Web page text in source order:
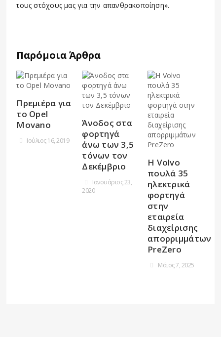
τους στόχους μας για την απανθρακοποίηση».
Παρόμοια Άρθρα
Πρεμιέρα για
το Opel
Movano
Ιούλιος 16, 2019
Άνοδος στα
φορτηγά
άνω των 3,5
τόνων τον
Δεκέμβριο
Ιανουάριος 23,
2020
Η Volvo
πουλά 35
ηλεκτρικά
φορτηγά
στην
εταιρεία
διαχείρισης
απορριμμάτων
PreZero
Μάιος 7, 2025